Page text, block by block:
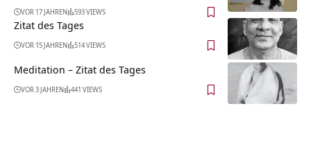
VOR 17 JAHREN 593 VIEWS
Zitat des Tages
VOR 15 JAHREN 514 VIEWS
Meditation – Zitat des Tages
VOR 3 JAHREN 441 VIEWS